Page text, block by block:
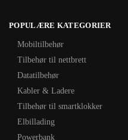
POPULÆRE KATEGORIER
Mobiltilbehør
Tilbehør til nettbrett
Datatilbehør
Kabler & Ladere
Tilbehør til smartklokker
Elbillading
Powerbank